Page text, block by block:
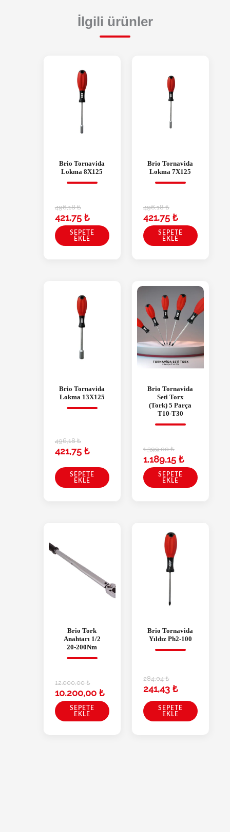
İlgili ürünler
Brio Tornavida
Lokma 8X125
496,18₺
421,75 ₺
SEPETE
EKLE
Brio Tornavida
Lokma 7X125
496,18₺
421,75 ₺
SEPETE
EKLE
Brio Tornavida
Lokma 13X125
496,18₺
421,75 ₺
SEPETE
EKLE
Brio Tornavida
Seti Torx
(Tork) 5 Parça
T10-T30
1.399,00₺
1.189,15 ₺
SEPETE
EKLE
Brio Tork
Anahtarı 1/2
20-200Nm
12.000,00₺
10.200,00 ₺
SEPETE
EKLE
Brio Tornavida
Yıldız Ph2-100
284,04₺
241,43 ₺
SEPETE
EKLE